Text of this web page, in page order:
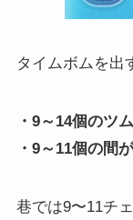
タイムボムを出
・9～14個のツ
・9～11個の間
巷では9〜11チ